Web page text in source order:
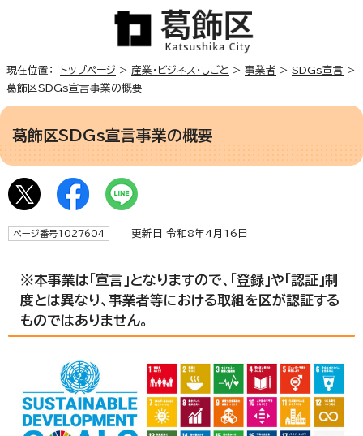
現在位置： トップページ > 産業・ビジネス・しごと > 事業者 > SDGs宣言 >
葛飾区SDGs宣言事業の概要
葛飾区SDGs宣言事業の概要
ページ番号1027604 更新日 令和8年4月16日
※本事業は「宣言」となりますので、「登録」や「認証」制
度とは異なり、事業者等における取組を区が認証する
ものではありません。